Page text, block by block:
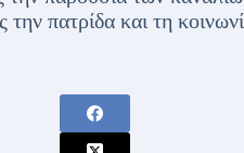
πατρίδα και τη